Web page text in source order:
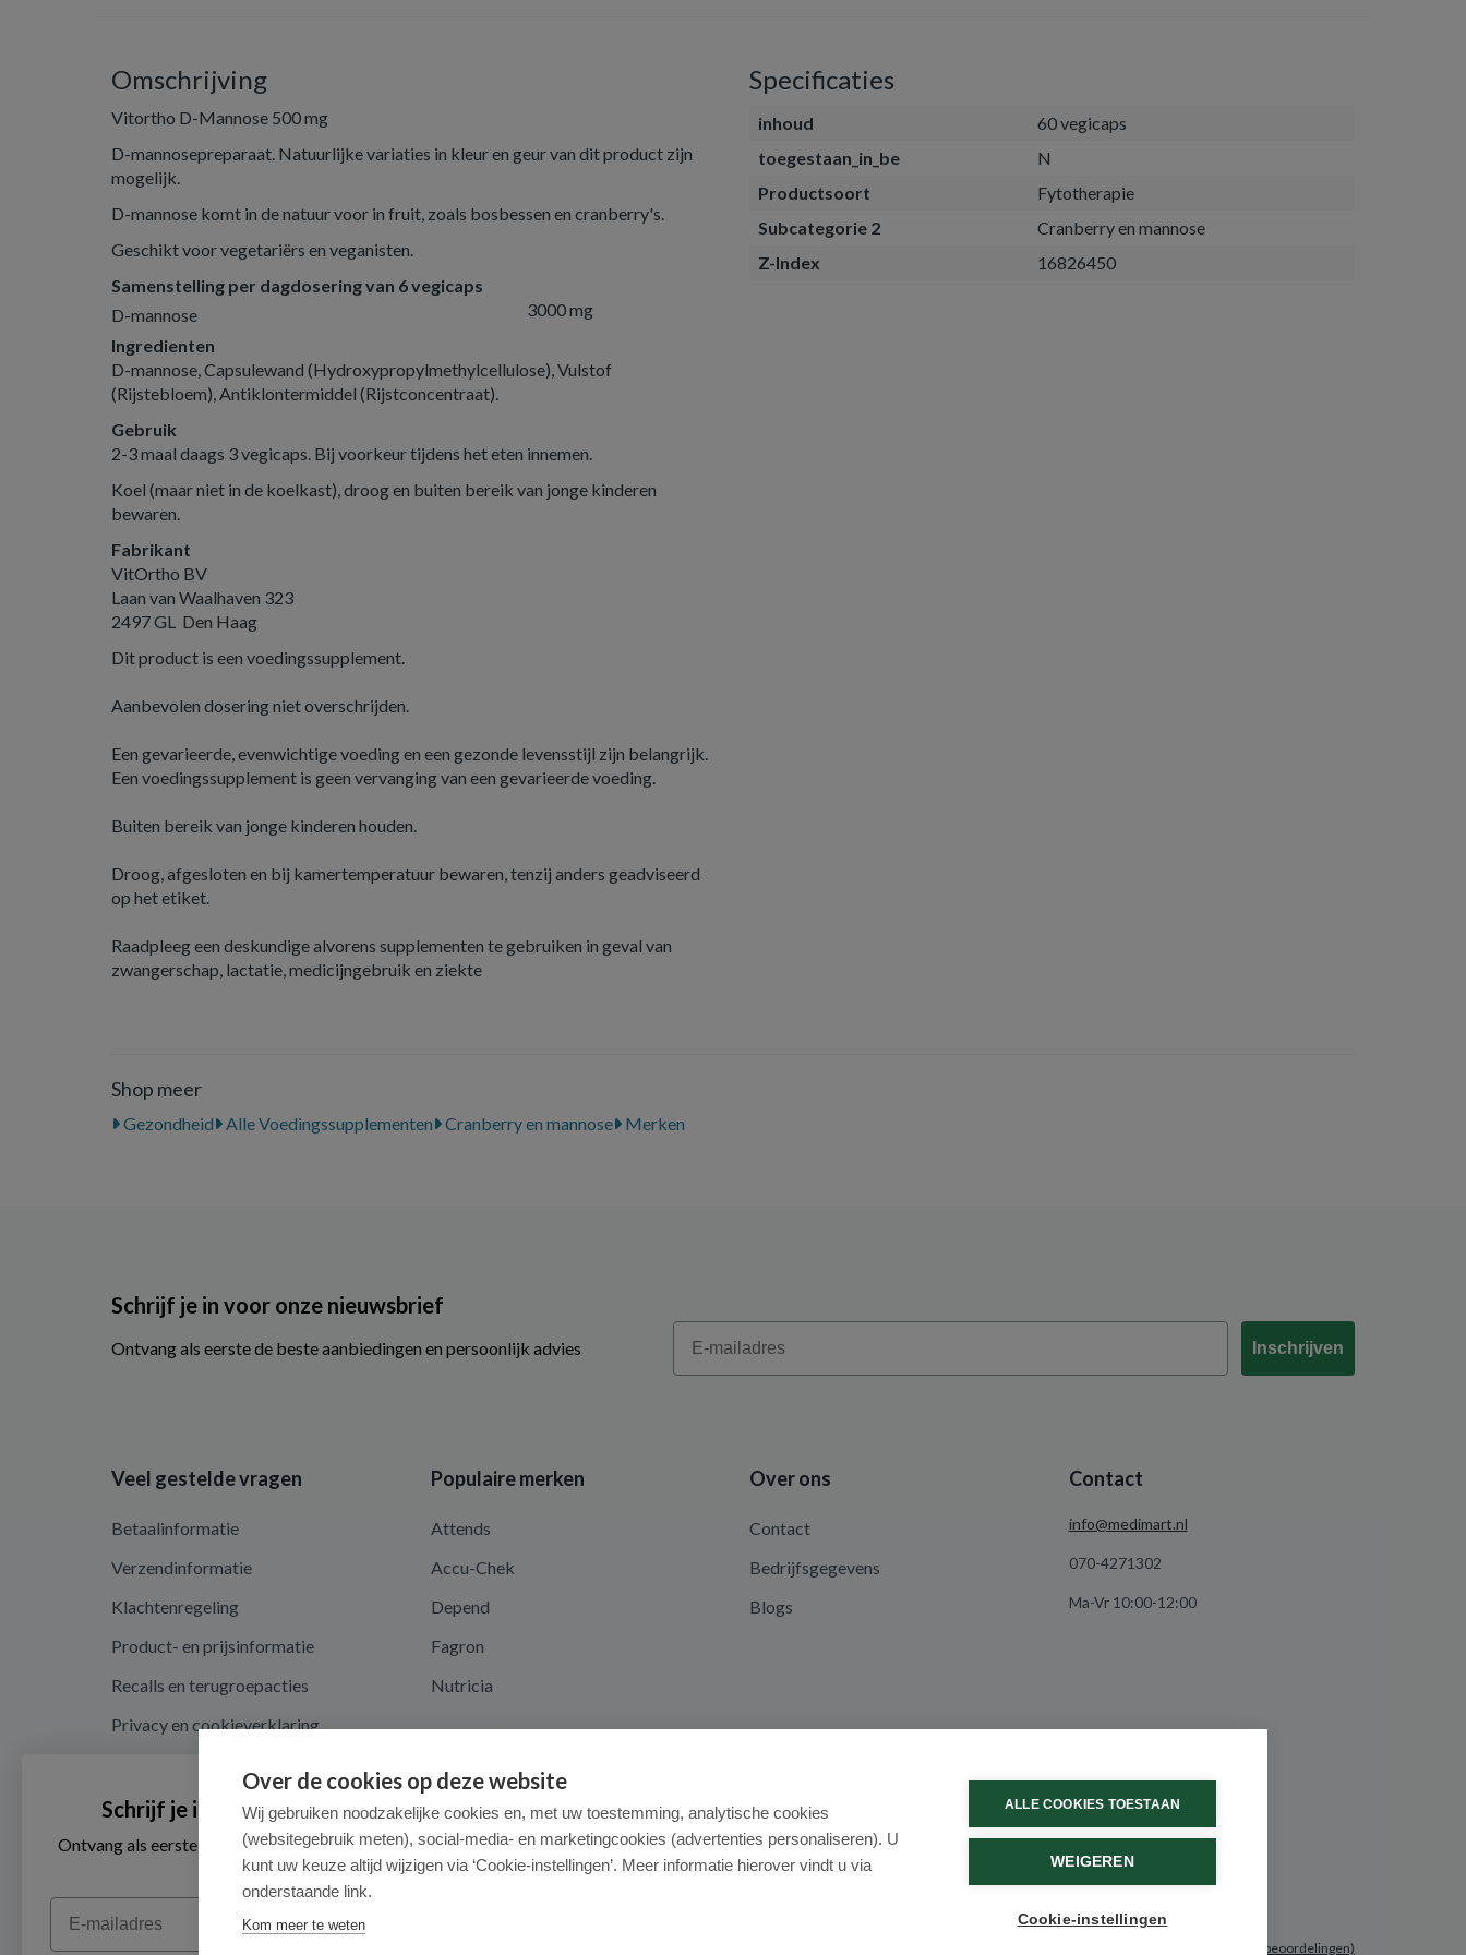
Omschrijving
Vitortho D-Mannose 500 mg
D-mannosepreparaat. Natuurlijke variaties in kleur en geur van dit product zijn
mogelijk.
D-mannose komt in de natuur voor in fruit, zoals bosbessen en cranberry's.
Geschikt voor vegetariërs en veganisten.
Samenstelling per dagdosering van 6 vegicaps
D-mannose
3000 mg
Ingredienten
D-mannose, Capsulewand (Hydroxypropylmethylcellulose), Vulstof
(Rijstebloem), Antiklontermiddel (Rijstconcentraat).
Gebruik
2-3 maal daags 3 vegicaps. Bij voorkeur tijdens het eten innemen.
Koel (maar niet in de koelkast), droog en buiten bereik van jonge kinderen
bewaren.
Fabrikant
VitOrtho BV
Laan van Waalhaven 323
2497 GL Den Haag
Dit product is een voedingssupplement.
Aanbevolen dosering niet overschrijden.
Een gevarieerde, evenwichtige voeding en een gezonde levensstijl zijn belangrijk.
Een voedingssupplement is geen vervanging van een gevarieerde voeding.
Buiten bereik van jonge kinderen houden.
Droog, afgesloten en bij kamertemperatuur bewaren, tenzij anders geadviseerd
op het etiket.
Raadpleeg een deskundige alvorens supplementen te gebruiken in geval van
zwangerschap, lactatie, medicijngebruik en ziekte
Specificaties
inhoud
60 vegicaps
toegestaan_in_be
N
Productsoort
Fytotherapie
Subcategorie 2
Cranberry en mannose
Z-Index
16826450
Shop meer
Gezondheid Alle Voedingssupplementen Cranberry en mannose Merken
Schrijf je in voor onze nieuwsbrief
Ontvang als eerste de beste aanbiedingen en persoonlijk advies
Email
Inschrijven
Veel gestelde vragen
Betaalinformatie
Verzendinformatie
Klachtenregeling
Product- en prijsinformatie
Recalls en terugroepacties
Privacy en cookieverklaring
Algemene voorwaarden
Herroepingsrecht en retouren
Populaire merken
Attends
Accu-Chek
Depend
Fagron
Nutricia
Over ons
Contact
Bedrijfsgegevens
Blogs
Contact
info@medimart.nl
070-4271302
Ma-Vr 10:00-12:00
(531 beoordelingen)
Over de cookies op deze website
Wij gebruiken noodzakelijke cookies en, met uw toestemming, analytische cookies
(websitegebruik meten), social-media- en marketingcookies (advertenties personaliseren). U
kunt uw keuze altijd wijzigen via ‘Cookie-instellingen’. Meer informatie hierover vindt u via
onderstaande link.
Kom meer te weten
ALLE COOKIES TOESTAAN
WEIGEREN
Cookie-instellingen
Schrijf je in voor onze nieuwsbrief
Ontvang als eerste de beste aanbiedingen en persoonlijk
advies
Email